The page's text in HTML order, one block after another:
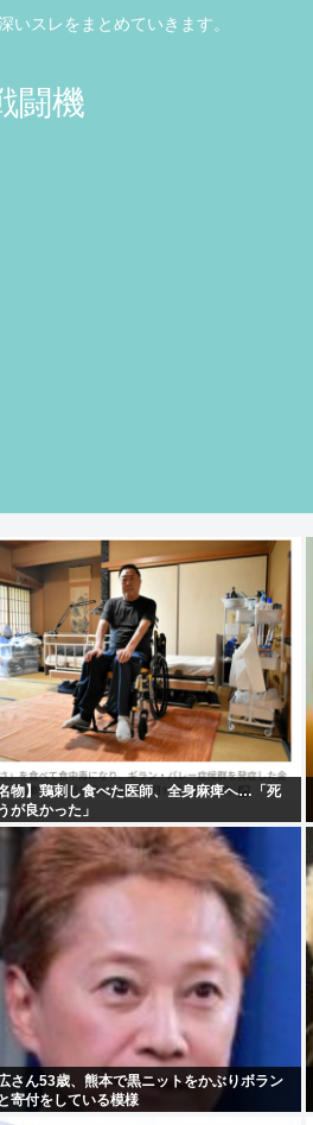
いスレをまとめていきます。
闘機
名物】鶏刺し食べた医師、全身麻痺へ…「死
が良かった」
さん53歳、熊本で黒ニットをかぶりボラン
寄付をしている模様